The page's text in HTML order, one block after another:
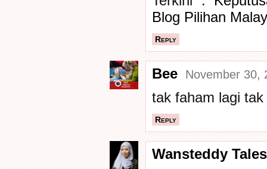
Blog Pilihan
Reply
Bee November 30,
tak faham lagi
Reply
Wansteddy Tales